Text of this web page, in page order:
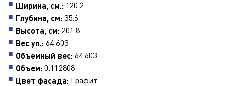
Ширина, см.: 120.2
Глубина, см: 35.6
Высота, см: 201.8
Вес уп.: 64.603
Объемный вес: 64.603
Объем: 0.112808
Цвет фасада: Графит